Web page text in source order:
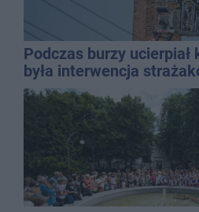
Podczas burzy ucierpiał
była interwencja